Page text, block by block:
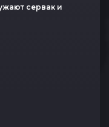
сервак и